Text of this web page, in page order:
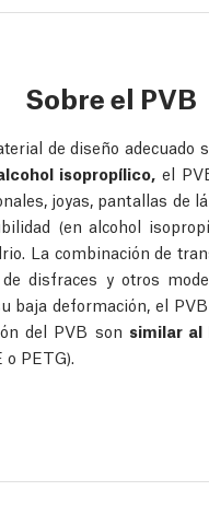
Sobre el PVB
de diseño adecuado
isopropílico, el
joyas, pantallas de
(en alcohol
La combinación de
disfraces y otros
baja deformación, el
del PVB son similar al
PETG).